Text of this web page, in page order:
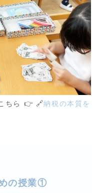
ちら 👉 🔗納税の本質を
の授業①